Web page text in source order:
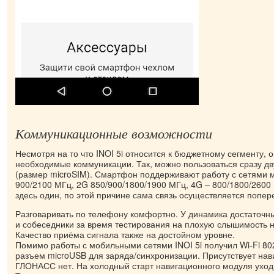
Коммуникационные возможности
Несмотря на то что INOI 5i относится к бюджетному сегменту,
необходимые коммуникации. Так, можно пользоваться сразу
(размер microSIM). Смартфон поддерживают работу с сетями
900/2100 МГц, 2G 850/900/1800/1900 МГц, 4G – 800/1800/
здесь один, по этой причине сама связь осуществляется
Разговаривать по телефону комфортно. У динамика
и собеседники за время тестирования на плохую слышимость
Качество приёма сигнала также на достойном уровне.
Помимо работы с мобильными сетями INOI 5i получил Wi-Fi
разъем microUSB для заряда/синхронизации. Присутствует
ГЛОНАСС нет. На холодный старт навигационного модуля